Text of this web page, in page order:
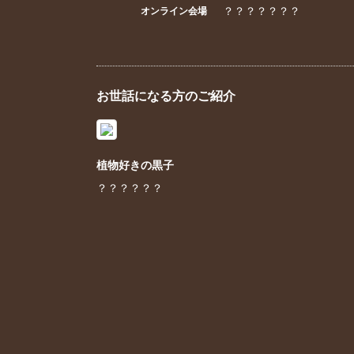
オンライン会場 ？？？？？？？
お世話になる方のご紹介
植物好きの黒子
？？？？？？